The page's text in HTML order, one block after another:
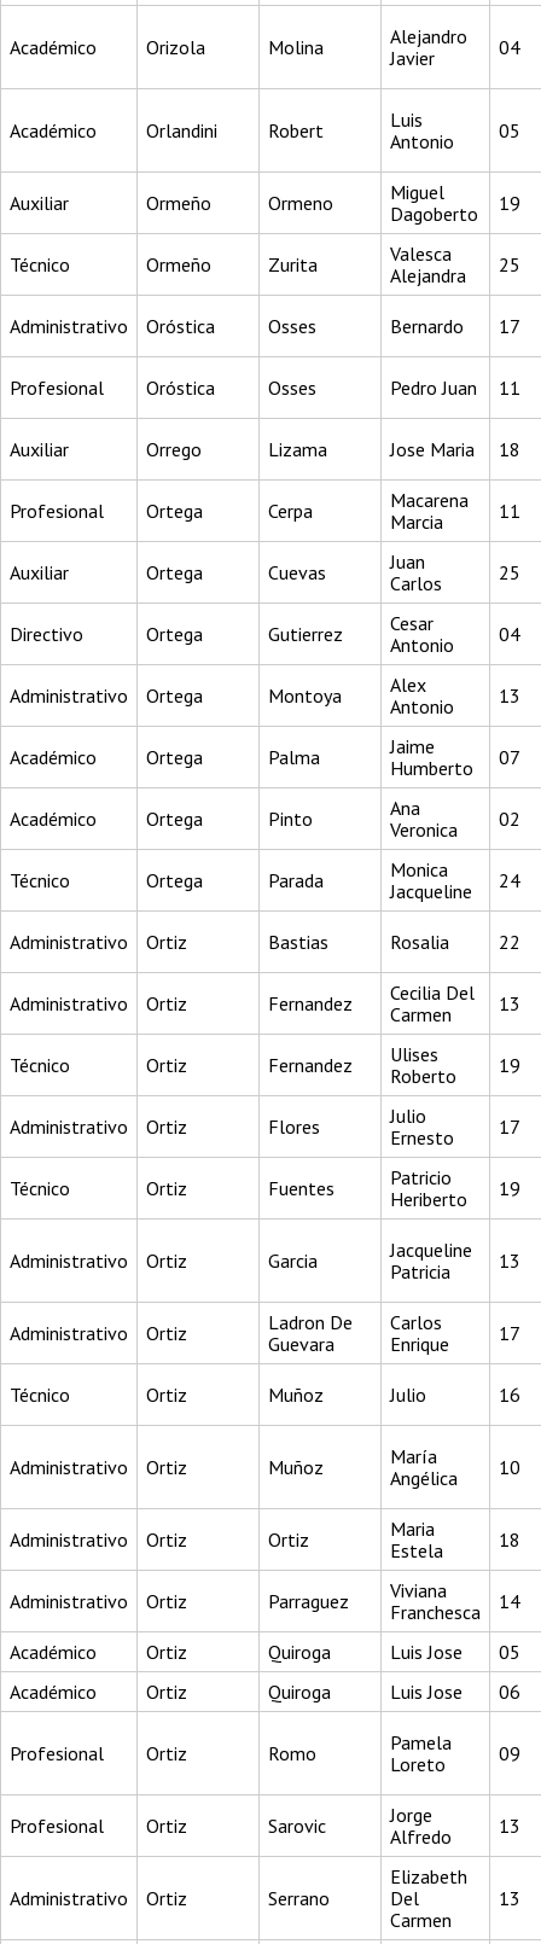
Académico Orizola Molina
Alejandro
Javier
04
Académico Orlandini Robert
Luis
Antonio
05
Auxiliar Ormeño Ormeno
Miguel
Dagoberto
19
Técnico Ormeño Zurita
Valesca
Alejandra
25
Administrativo Oróstica Osses Bernardo 17
Profesional Oróstica Osses Pedro Juan 11
Auxiliar Orrego Lizama Jose Maria 18
Profesional Ortega Cerpa
Macarena
Marcia
11
Auxiliar Ortega Cuevas
Juan
Carlos
25
Directivo Ortega Gutierrez
Cesar
Antonio
04
Administrativo Ortega Montoya
Alex
Antonio
13
Académico Ortega Palma
Jaime
Humberto
07
Académico Ortega Pinto
Ana
Veronica
02
Técnico Ortega Parada
Monica
Jacqueline
24
Administrativo Ortiz Bastias Rosalia 22
Administrativo Ortiz Fernandez
Cecilia Del
Carmen
13
Técnico Ortiz Fernandez
Ulises
Roberto
19
Administrativo Ortiz Flores
Julio
Ernesto
17
Técnico Ortiz Fuentes
Patricio
Heriberto
19
Administrativo Ortiz Garcia
Jacqueline
Patricia
13
Administrativo Ortiz
Ladron De
Guevara
Carlos
Enrique
17
Técnico Ortiz Muñoz Julio 16
Administrativo Ortiz Muñoz
María
Angélica
10
Administrativo Ortiz Ortiz
Maria
Estela
18
Administrativo Ortiz Parraguez
Viviana
Franchesca
14
Académico Ortiz Quiroga Luis Jose
05
Académico
Ortiz Quiroga Luis Jose 06
Profesional Ortiz Romo
Pamela
Loreto
09
Profesional Ortiz Sarovic
Jorge
Alfredo
13
Administrativo Ortiz Serrano
Elizabeth
Del
Carmen
13